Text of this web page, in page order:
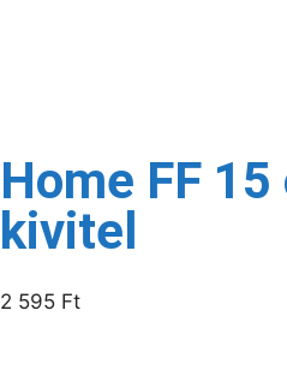
Home FF
kivitel
2 595 Ft